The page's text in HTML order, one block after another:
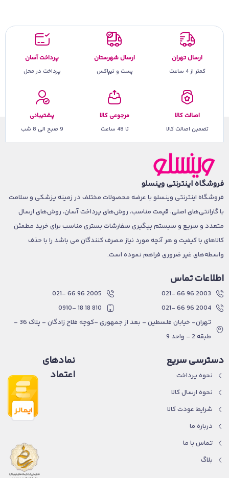
ارسال تهران
کمتر از 4 ساعت
ارسال شهرستان
پست و تیپاکس
پرداخت آسان
پرداخت در محل
اصالت کالا
تضمین اصالت کالا
مرجوعی کالا
تا 48 ساعت
پشتیبانی
9 صبح الی 8 شب
فروشگاه اینترنتی وینسلو
فروشگاه اینترنتی وینسلو با عرضه محصولات مختلف در زمینه پزشکی و سلامت
با گارانتی‌های اصلی، قیمت مناسب، روش‌های پرداخت آسان، روش‌های ارسال
متعدد و سریع و سیستم پیگیری سفارشات بستری مناسب برای خرید مطمئن
کالاهای با کیفیت و هر آنچه مورد نیاز مصرف کنندگان می باشد را با حذف
واسطه‌های غیر ضروری فراهم نموده است.
اطلاعات تماس
2003 96 66 -021
2004 96 66 -021
2005 96 66 -021
810 18 18 -0910
تهران- خیابان فلسطین - بعد از جمهوری -کوچه فلاح زادگان - پلاک 36 -
طبقه 2 - واحد 9
دسترسی سریع
نحوه پرداخت
نحوه ارسال کالا
شرایط عودت کالا
درباره ما
تماس با ما
بلاگ
نمادهای
اعتماد